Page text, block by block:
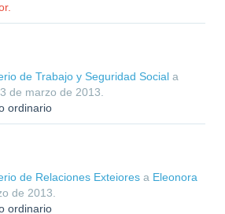
de Trabajo y Seguridad Social a
de marzo de 2013
ordinario
de Relaciones Exteiores a Eleonora
de 2013
ordinario